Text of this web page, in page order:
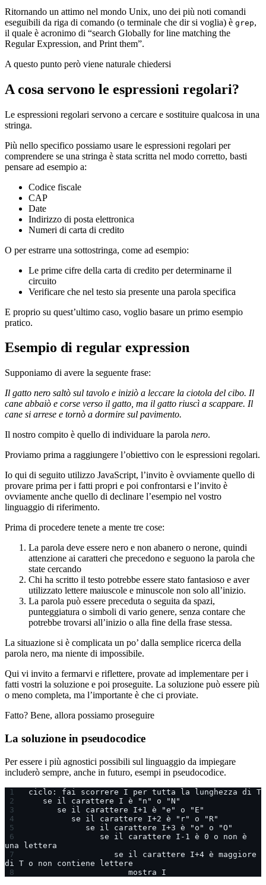
Ritornando un attimo nel mondo Unix, uno dei più noti comandi
eseguibili da riga di comando (o terminale che dir si voglia) è grep,
il quale è acronimo di “search Globally for line matching the
Regular Expression, and Print them”.
A questo punto però viene naturale chiedersi
A cosa servono le espressioni regolari?
Le espressioni regolari servono a cercare e sostituire qualcosa in una
stringa.
Più nello specifico possiamo usare le espressioni regolari per
comprendere se una stringa è stata scritta nel modo corretto, basti
pensare ad esempio a:
Codice fiscale
CAP
Date
Indirizzo di posta elettronica
Numeri di carta di credito
O per estrarre una sottostringa, come ad esempio:
Le prime cifre della carta di credito per determinarne il
circuito
Verificare che nel testo sia presente una parola specifica
E proprio su quest’ultimo caso, voglio basare un primo esempio
pratico.
Esempio di regular expression
Supponiamo di avere la seguente frase:
Il gatto nero saltò sul tavolo e iniziò a leccare la ciotola del cibo. Il
cane abbaiò e corse verso il gatto, ma il gatto riuscì a scappare. Il
cane si arrese e tornò a dormire sul pavimento.
Il nostro compito è quello di individuare la parola nero.
Proviamo prima a raggiungere l’obiettivo con le espressioni regolari.
Io qui di seguito utilizzo JavaScript, l’invito è ovviamente quello di
provare prima per i fatti propri e poi confrontarsi e l’invito è
ovviamente anche quello di declinare l’esempio nel vostro
linguaggio di riferimento.
Prima di procedere tenete a mente tre cose:
La parola deve essere nero e non abanero o nerone, quindi
attenzione ai caratteri che precedono e seguono la parola che
state cercando
Chi ha scritto il testo potrebbe essere stato fantasioso e aver
utilizzato lettere maiuscole e minuscole non solo all’inizio.
La parola può essere preceduta o seguita da spazi,
punteggiatura o simboli di vario genere, senza contare che
potrebbe trovarsi all’inizio o alla fine della frase stessa.
La situazione si è complicata un po’ dalla semplice ricerca della
parola nero, ma niente di impossibile.
Qui vi invito a fermarvi e riflettere, provate ad implementare per i
fatti vostri la soluzione e poi proseguite. La soluzione può essere più
o meno completa, ma l’importante è che ci proviate.
Fatto? Bene, allora possiamo proseguire
La soluzione in pseudocodice
Per essere i più agnostici possibili sul linguaggio da impiegare
includerò sempre, anche in futuro, esempi in pseudocodice.
ciclo: fai scorrere I per tutta la lunghezza di T
   se il carattere I è "n" o "N"
      se il carattere I+1 è "e" o "E"
         se il carattere I+2 è "r" o "R"
            se il carattere I+3 è "o" o "O"
               se il carattere I-1 è 0 o non è
una lettera
                  se il carattere I+4 è maggiore
di T o non contiene lettere
                     mostra I